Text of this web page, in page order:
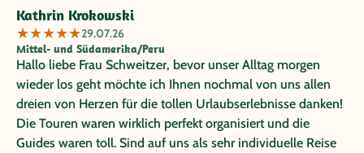
Kathrin Krokowski
★★★★★29.07.26
Mittel- und Südamerika/Peru
Hallo liebe Frau Schweitzer, bevor unser Alltag morgen
wieder los geht möchte ich Ihnen nochmal von uns allen
dreien von Herzen für die tollen Urlaubserlebnisse danken!
Die Touren waren wirklich perfekt organisiert und die
Guides waren toll. Sind auf uns als sehr individuelle Reise